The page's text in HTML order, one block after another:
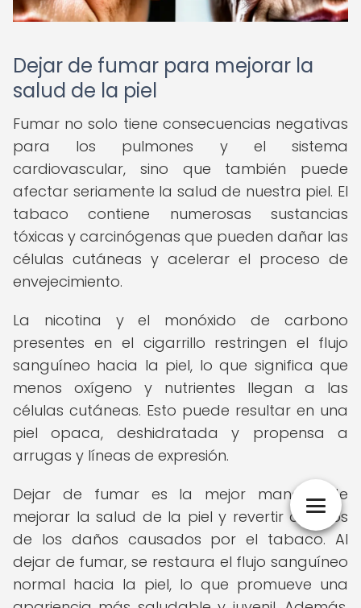
Dejar de fumar para mejorar la
salud de la piel
Fumar no solo tiene consecuencias negativas
para los pulmones y el sistema
cardiovascular, sino que también puede
afectar seriamente la salud de nuestra piel. El
tabaco contiene numerosas sustancias
tóxicas y carcinógenas que pueden dañar las
células cutáneas y acelerar el proceso de
envejecimiento.
La nicotina y el monóxido de carbono
presentes en el cigarrillo restringen el flujo
sanguíneo hacia la piel, lo que significa que
menos oxígeno y nutrientes llegan a las
células cutáneas. Esto puede resultar en una
piel opaca, deshidratada y propensa a
arrugas y líneas de expresión.
Dejar de fumar es la mejor manera de
mejorar la salud de la piel y revertir algunos
de los daños causados por el tabaco. Al
dejar de fumar, se restaura el flujo sanguíneo
normal hacia la piel, lo que promueve una